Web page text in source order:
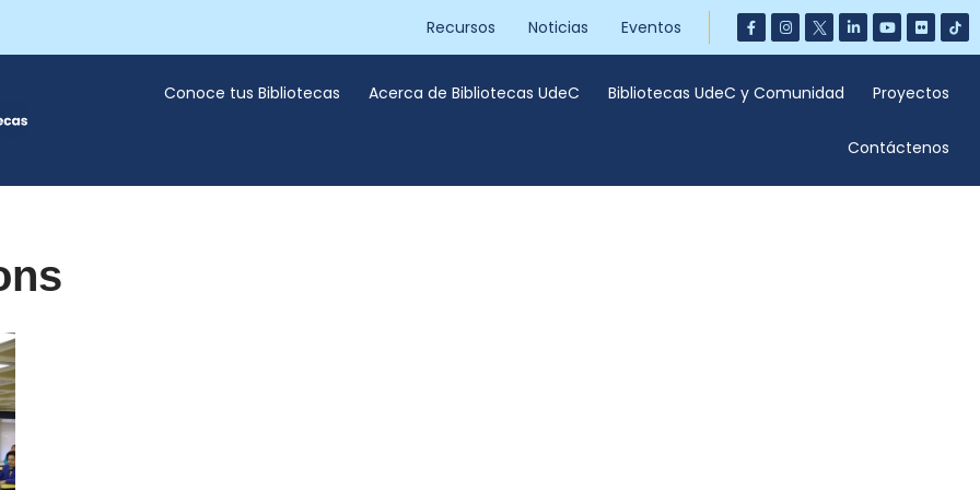
Recursos Noticias Eventos
Conoce tus Bibliotecas Acerca de Bibliotecas UdeC Bibliotecas UdeC y Comunidad Proyectos
Contáctenos